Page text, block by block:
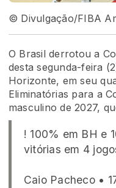
© Divulgação/FIBA
O Brasil derrotou a
desta segunda-feira
Horizonte, em seu
Eliminatórias para a
masculino de 2027,
! 100% em BH e
vitórias em 4
Caio Pacheco •